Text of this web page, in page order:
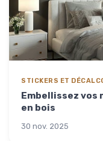
STICKERS ET
Embellissez vos
en bois
30 nov. 2025